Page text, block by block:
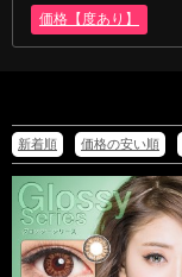
価格【度あり】
新着順 価格の安い順